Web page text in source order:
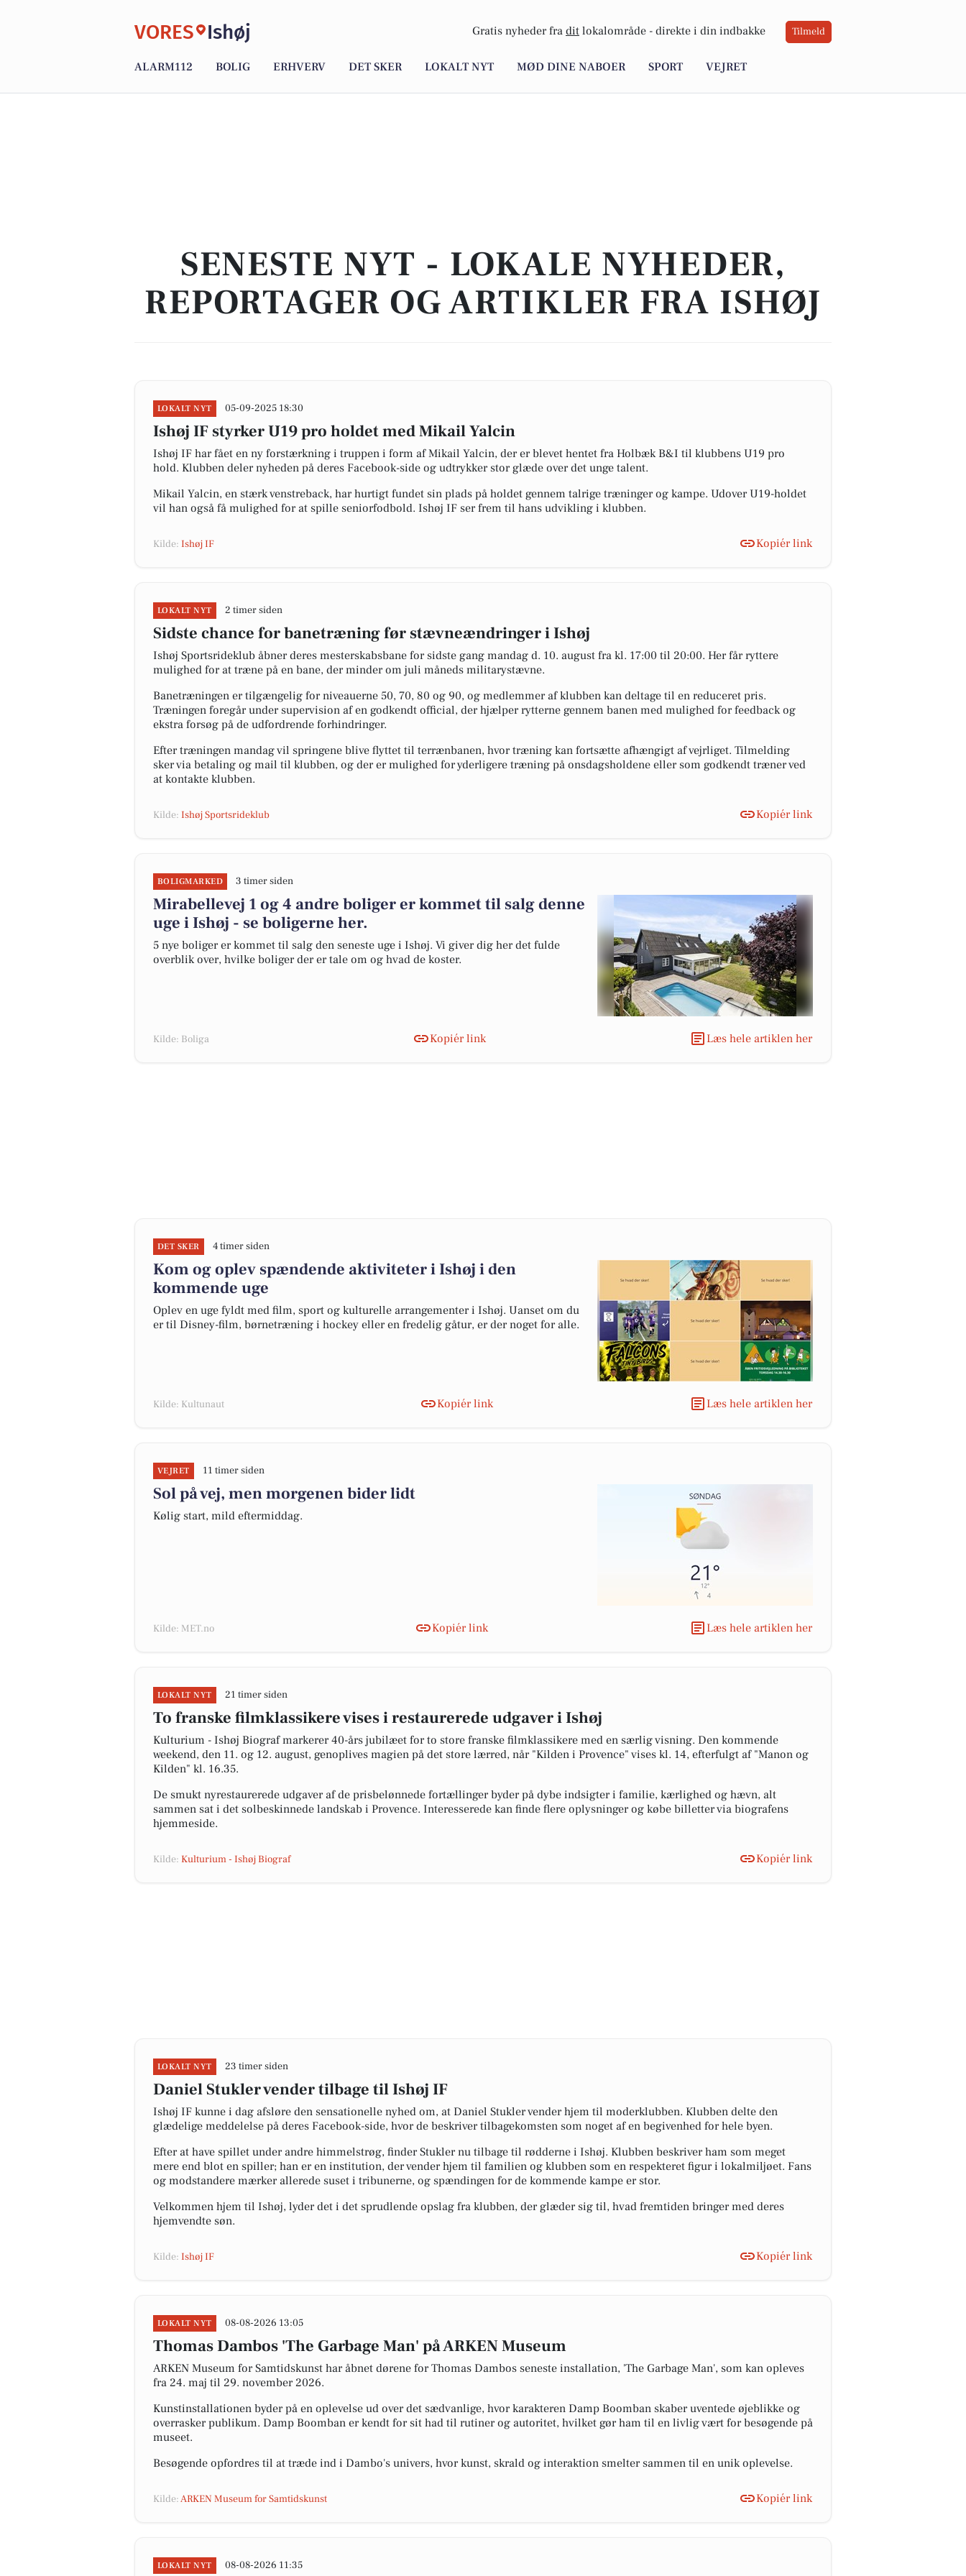
VORES Ishøj Gratis nyheder fra dit lokalområde - direkte i din indbakke Tilmeld
ALARM112 BOLIG ERHVERV DET SKER LOKALT NYT MØD DINE NABOER SPORT VEJRET
SENESTE NYT - LOKALE NYHEDER,
REPORTAGER OG ARTIKLER FRA ISHØJ
LOKALT NYT 05-09-2025 18:30
Ishøj IF styrker U19 pro holdet med Mikail Yalcin
Ishøj IF har fået en ny forstærkning i truppen i form af Mikail Yalcin, der er blevet hentet fra Holbæk B&I til klubbens U19 pro
hold. Klubben deler nyheden på deres Facebook-side og udtrykker stor glæde over det unge talent.
Mikail Yalcin, en stærk venstreback, har hurtigt fundet sin plads på holdet gennem talrige træninger og kampe. Udover U19-holdet
vil han også få mulighed for at spille seniorfodbold. Ishøj IF ser frem til hans udvikling i klubben.
Kilde: Ishøj IF Kopiér link
LOKALT NYT 2 timer siden
Sidste chance for banetræning før stævneændringer i Ishøj
Ishøj Sportsrideklub åbner deres mesterskabsbane for sidste gang mandag d. 10. august fra kl. 17:00 til 20:00. Her får ryttere
mulighed for at træne på en bane, der minder om juli måneds militarystævne.
Banetræningen er tilgængelig for niveauerne 50, 70, 80 og 90, og medlemmer af klubben kan deltage til en reduceret pris.
Træningen foregår under supervision af en godkendt official, der hjælper rytterne gennem banen med mulighed for feedback og
ekstra forsøg på de udfordrende forhindringer.
Efter træningen mandag vil springene blive flyttet til terrænbanen, hvor træning kan fortsætte afhængigt af vejrliget. Tilmelding
sker via betaling og mail til klubben, og der er mulighed for yderligere træning på onsdagsholdene eller som godkendt træner ved
at kontakte klubben.
Kilde: Ishøj Sportsrideklub Kopiér link
BOLIGMARKED 3 timer siden
Mirabellevej 1 og 4 andre boliger er kommet til salg denne
uge i Ishøj - se boligerne her.
5 nye boliger er kommet til salg den seneste uge i Ishøj. Vi giver dig her det fulde
overblik over, hvilke boliger der er tale om og hvad de koster.
Kilde: Boliga Kopiér link Læs hele artiklen her
DET SKER 4 timer siden
Kom og oplev spændende aktiviteter i Ishøj i den
kommende uge
Oplev en uge fyldt med film, sport og kulturelle arrangementer i Ishøj. Uanset om du
er til Disney-film, børnetræning i hockey eller en fredelig gåtur, er der noget for alle.
Kilde: Kultunaut Kopiér link Læs hele artiklen her
VEJRET 11 timer siden
Sol på vej, men morgenen bider lidt
Kølig start, mild eftermiddag.
Kilde: MET.no Kopiér link Læs hele artiklen her
LOKALT NYT 21 timer siden
To franske filmklassikere vises i restaurerede udgaver i Ishøj
Kulturium - Ishøj Biograf markerer 40-års jubilæet for to store franske filmklassikere med en særlig visning. Den kommende
weekend, den 11. og 12. august, genoplives magien på det store lærred, når "Kilden i Provence" vises kl. 14, efterfulgt af "Manon og
Kilden" kl. 16.35.
De smukt nyrestaurerede udgaver af de prisbelønnede fortællinger byder på dybe indsigter i familie, kærlighed og hævn, alt
sammen sat i det solbeskinnede landskab i Provence. Interesserede kan finde flere oplysninger og købe billetter via biografens
hjemmeside.
Kilde: Kulturium - Ishøj Biograf Kopiér link
LOKALT NYT 23 timer siden
Daniel Stukler vender tilbage til Ishøj IF
Ishøj IF kunne i dag afsløre den sensationelle nyhed om, at Daniel Stukler vender hjem til moderklubben. Klubben delte den
glædelige meddelelse på deres Facebook-side, hvor de beskriver tilbagekomsten som noget af en begivenhed for hele byen.
Efter at have spillet under andre himmelstrøg, finder Stukler nu tilbage til rødderne i Ishøj. Klubben beskriver ham som meget
mere end blot en spiller; han er en institution, der vender hjem til familien og klubben som en respekteret figur i lokalmiljøet. Fans
og modstandere mærker allerede suset i tribunerne, og spændingen for de kommende kampe er stor.
Velkommen hjem til Ishøj, lyder det i det sprudlende opslag fra klubben, der glæder sig til, hvad fremtiden bringer med deres
hjemvendte søn.
Kilde: Ishøj IF Kopiér link
LOKALT NYT 08-08-2026 13:05
Thomas Dambos 'The Garbage Man' på ARKEN Museum
ARKEN Museum for Samtidskunst har åbnet dørene for Thomas Dambos seneste installation, 'The Garbage Man', som kan opleves
fra 24. maj til 29. november 2026.
Kunstinstallationen byder på en oplevelse ud over det sædvanlige, hvor karakteren Damp Boomban skaber uventede øjeblikke og
overrasker publikum. Damp Boomban er kendt for sit had til rutiner og autoritet, hvilket gør ham til en livlig vært for besøgende på
museet.
Besøgende opfordres til at træde ind i Dambo's univers, hvor kunst, skrald og interaktion smelter sammen til en unik oplevelse.
Kilde:ARKEN Museum for Samtidskunst Kopiér link
LOKALT NYT 08-08-2026 11:35